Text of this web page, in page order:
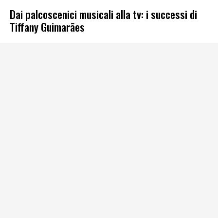
Dai palcoscenici musicali alla tv: i successi di
Tiffany Guimarães